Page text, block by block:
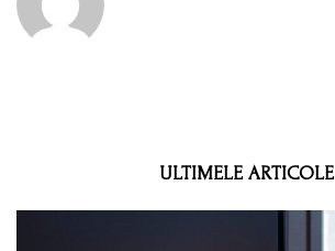
ULTIMELE ARTICOLE